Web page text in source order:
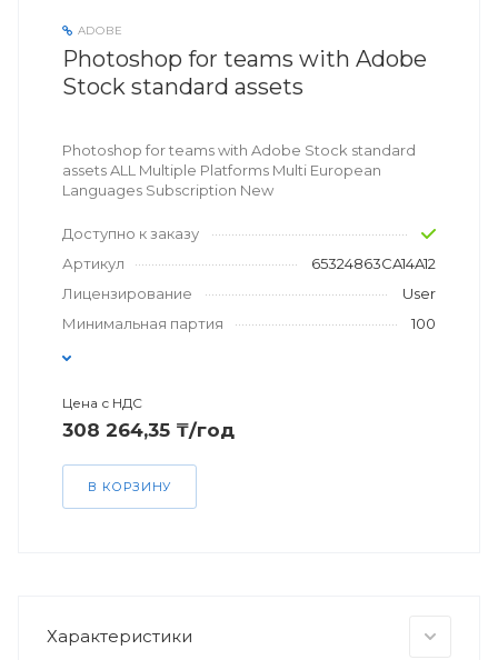
ADOBE
Photoshop for teams with Adobe
Stock standard assets
Photoshop for teams with Adobe Stock standard
assets ALL Multiple Platforms Multi European
Languages Subscription New
Доступно к заказу
Артикул
65324863CA14A12
Лицензирование
User
Минимальная партия
100
Цена с НДС
308 264,35 ₸/год
В КОРЗИНУ
Характеристики